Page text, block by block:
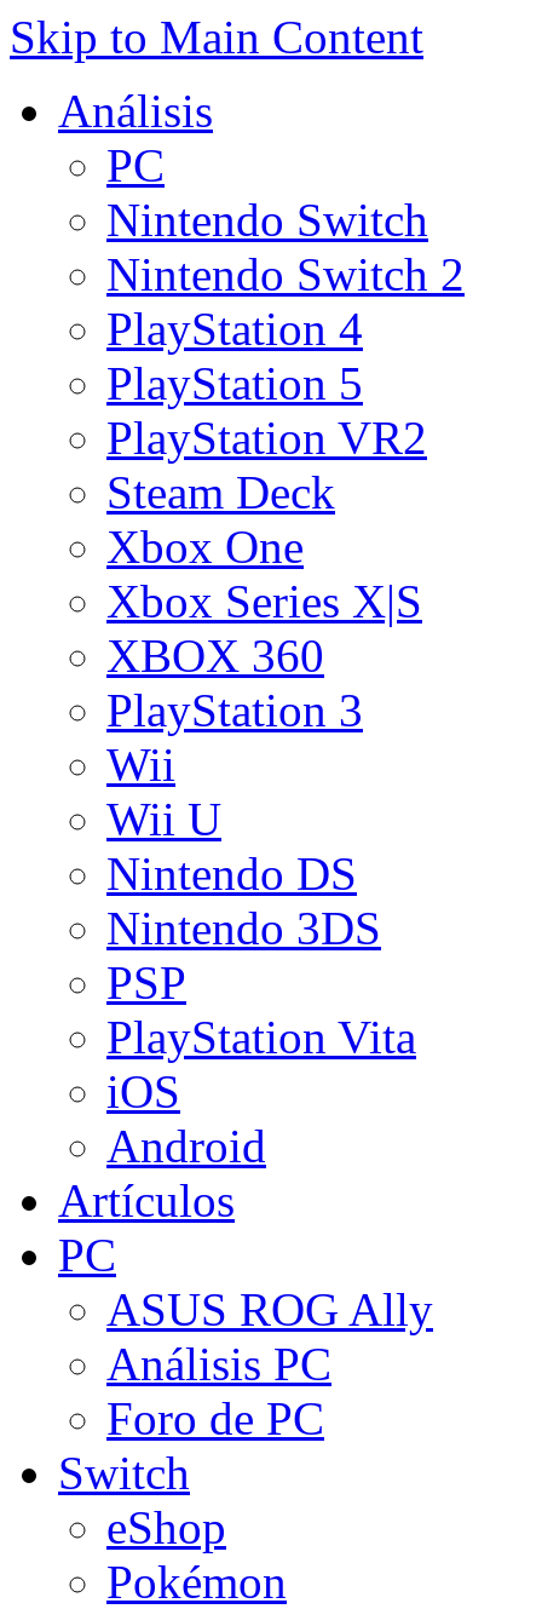
Skip to Main Content
Análisis
PC
Nintendo Switch
Nintendo Switch 2
PlayStation 4
PlayStation 5
PlayStation VR2
Steam Deck
Xbox One
Xbox Series X|S
XBOX 360
PlayStation 3
Wii
Wii U
Nintendo DS
Nintendo 3DS
PSP
PlayStation Vita
iOS
Android
Artículos
PC
ASUS ROG Ally
Análisis PC
Foro de PC
Switch
eShop
Pokémon